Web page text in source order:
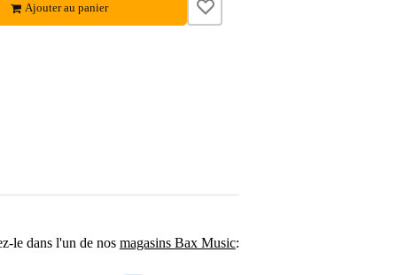
Ajouter au panier
le dans l'un de nos magasins Bax Music: